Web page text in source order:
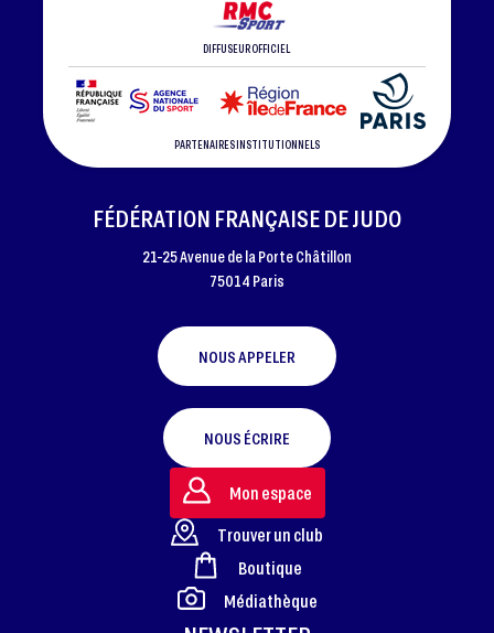
DIFFUSEUR OFFICIEL
PARTENAIRES INSTITUTIONNELS
FOOTER
FÉDÉRATION FRANÇAISE DE JUDO
21-25 Avenue de la Porte Châtillon
75014 Paris
NOUS APPELER
NOUS ÉCRIRE
Mon espace
Trouver un club
Boutique
Médiathèque